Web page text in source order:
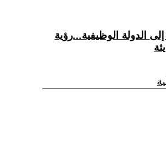
إلى الدولة الوظيفية...رؤية